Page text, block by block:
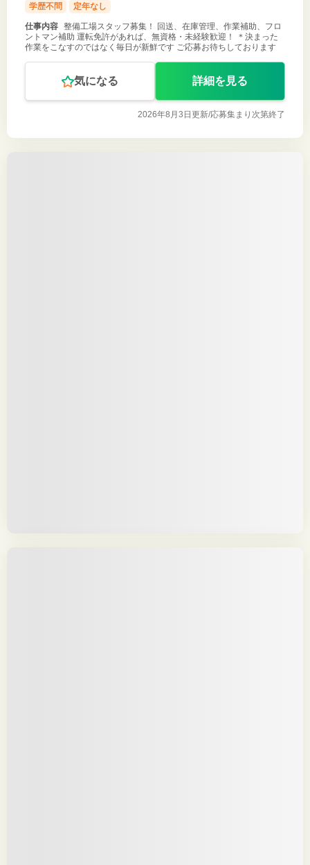
学歴不問
定年なし
仕事内容 整備工場スタッフ募集！ 回送、在庫管理、作業補助、フロ
ントマン補助 運転免許があれば、無資格・未経験歓迎！ ＊決まった
作業をこなすのではなく毎日が新鮮です ご応募お待ちしております
気になる 詳細を見る
2026年8月3日更新/応募集まり次第終了